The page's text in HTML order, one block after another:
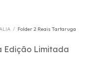
/ Folder 2 Reais Tartaruga
Edição Limitada